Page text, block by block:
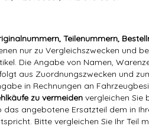
Teilenummern,
nur zu Vergleichszwecken und
Die Angabe von Namen,
aus Zuordnungszwecken und
in Rechnungen an
zu vermeiden vergleichen Sie
das angebotene Ersatzteil dem in
Bitte vergleichen Sie Ihr Teil